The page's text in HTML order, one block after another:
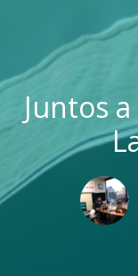
Juntos